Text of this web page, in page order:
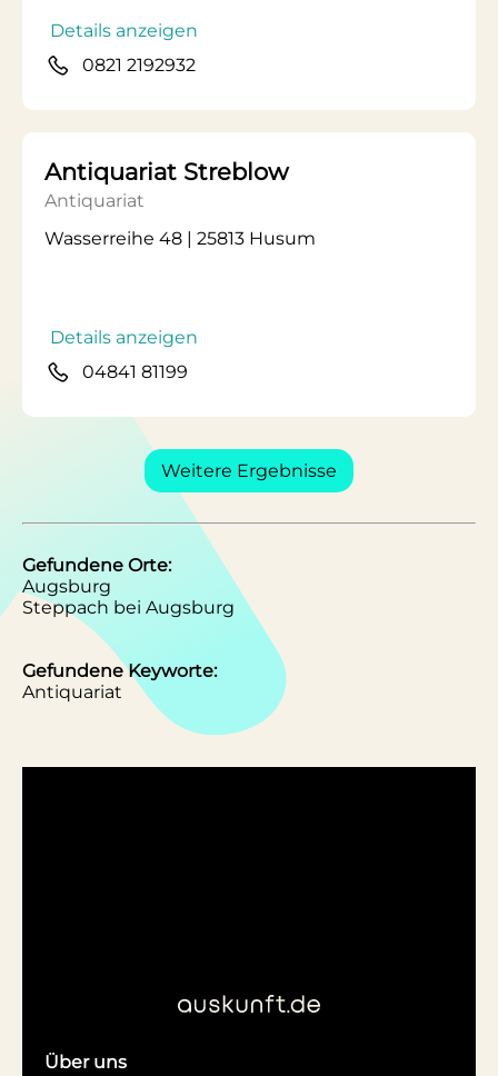
Details anzeigen
0821 2192932
Antiquariat Streblow
Antiquariat
Wasserreihe 48 | 25813 Husum
Details anzeigen
04841 81199
Weitere Ergebnisse
Gefundene Orte:
Augsburg
Steppach bei Augsburg
Gefundene Keyworte:
Antiquariat
Über uns